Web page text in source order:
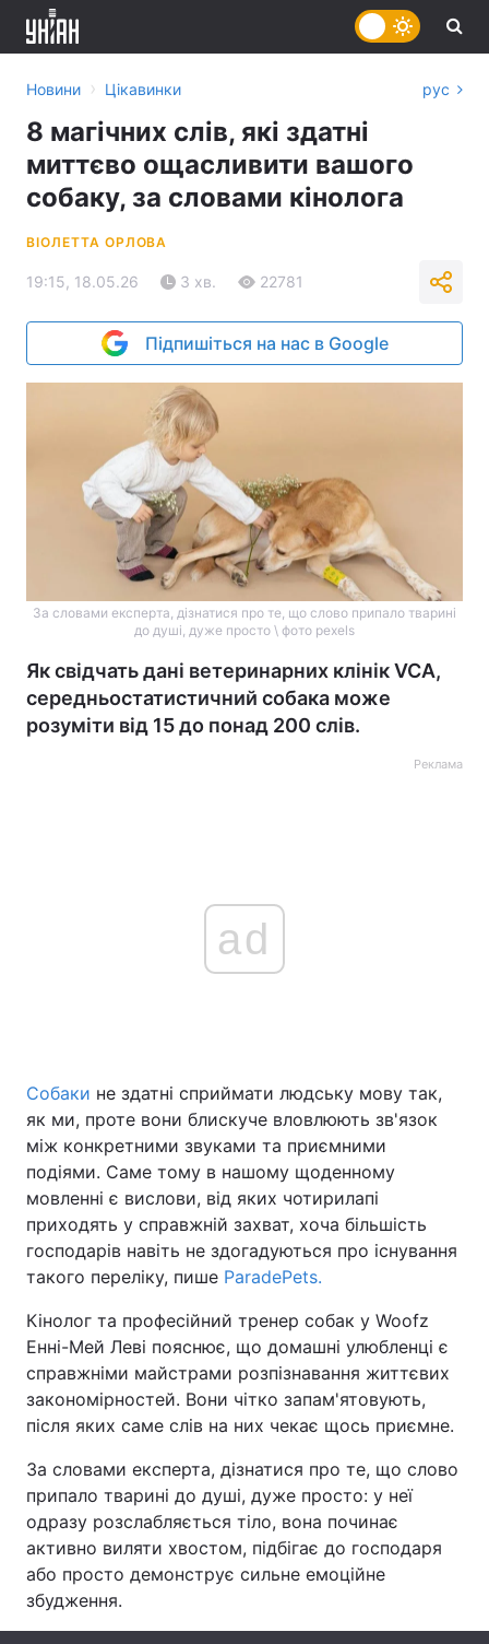
Україна Політика
Економіка Світ
Спорт Наука
Техно і зв'язок Лайт
Зброя Інциденти
Туризм
Цікавинки Погода
Лонгріди
Відео з Youtube Статті
Новини › Цікавинки рус
8 магічних слів, які здатні
миттєво ощасливити вашого
собаку, за словами кінолога
ВІОЛЕТТА ОРЛОВА
19:15, 18.05.26 3 хв. 22781
Підпишіться на нас в Google
За словами експерта, дізнатися про те, що слово припало тварині
до душі, дуже просто \ фото pexels
Як свідчать дані ветеринарних клінік VCA,
середньостатистичний собака може
розуміти від 15 до понад 200 слів.
Реклама
ad
Собаки не здатні сприймати людську мову так,
як ми, проте вони блискуче вловлюють зв'язок
між конкретними звуками та приємними
подіями. Саме тому в нашому щоденному
мовленні є вислови, від яких чотирилапі
приходять у справжній захват, хоча більшість
господарів навіть не здогадуються про існування
такого переліку, пише ParadePets.
Кінолог та професійний тренер собак у Woofz
Енні-Мей Леві пояснює, що домашні улюбленці є
справжніми майстрами розпізнавання життєвих
закономірностей. Вони чітко запам'ятовують,
після яких саме слів на них чекає щось приємне.
За словами експерта, дізнатися про те, що слово
припало тварині до душі, дуже просто: у неї
одразу розслабляється тіло, вона починає
активно виляти хвостом, підбігає до господаря
або просто демонструє сильне емоційне
збудження.